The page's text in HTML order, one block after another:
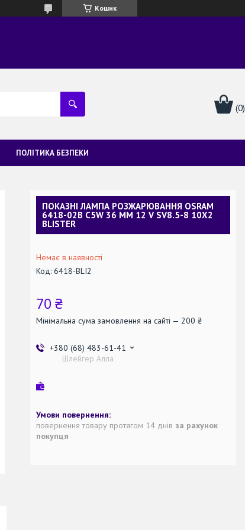
Кошик
ПОЛІТИКА БЕЗПЕКИ
ПОКАЗНІ ЛАМПА РОЗЖАРЮВАННЯ OSRAM
6418-02B C5W 36 MM 12 V SV8.5-8 10X2
BLISTER
Немає в наявності
Код: 6418-BLI2
70 ₴
Мінімальна сума замовлення на сайті — 200 ₴
+380 (68) 483-61-41
Шлейгер Алла
повернення товару протягом 14 днів за рахунок
покупця